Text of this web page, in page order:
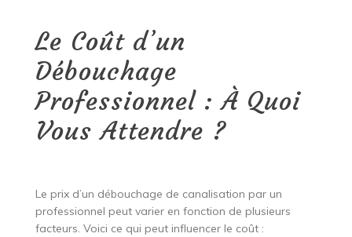
Le Coût d’un
Débouchage
Professionnel : À Quoi
Vous Attendre ?
Le prix d’un débouchage de canalisation par un
professionnel peut varier en fonction de plusieurs
facteurs. Voici ce qui peut influencer le coût :